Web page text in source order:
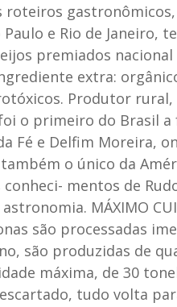
e Rio de Janeiro,
premiados
extra:
Produtor
o primeiro do Brasil
Fé e Delfim Moreira,
o único da
mentos de
MÁXIMO
são processadas
são produzidas de
máxima, de 30
tudo volta